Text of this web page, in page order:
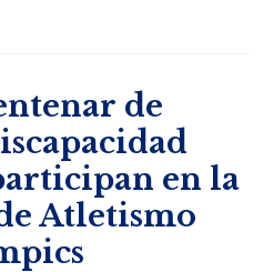
de
en la
Atletismo